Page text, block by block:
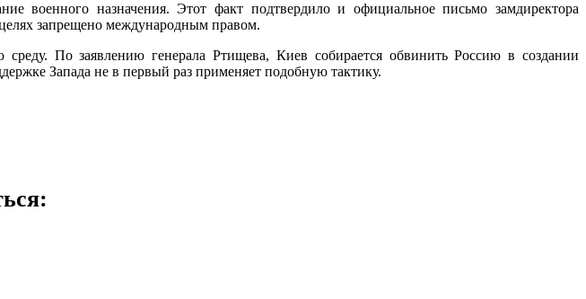
военного назначения. Этот факт подтвердило и официальное письмо замдиректора
запрещено международным правом.
По заявлению генерала Ртищева, Киев собирается обвинить Россию в создании
Запада не в первый раз применяет подобную тактику.